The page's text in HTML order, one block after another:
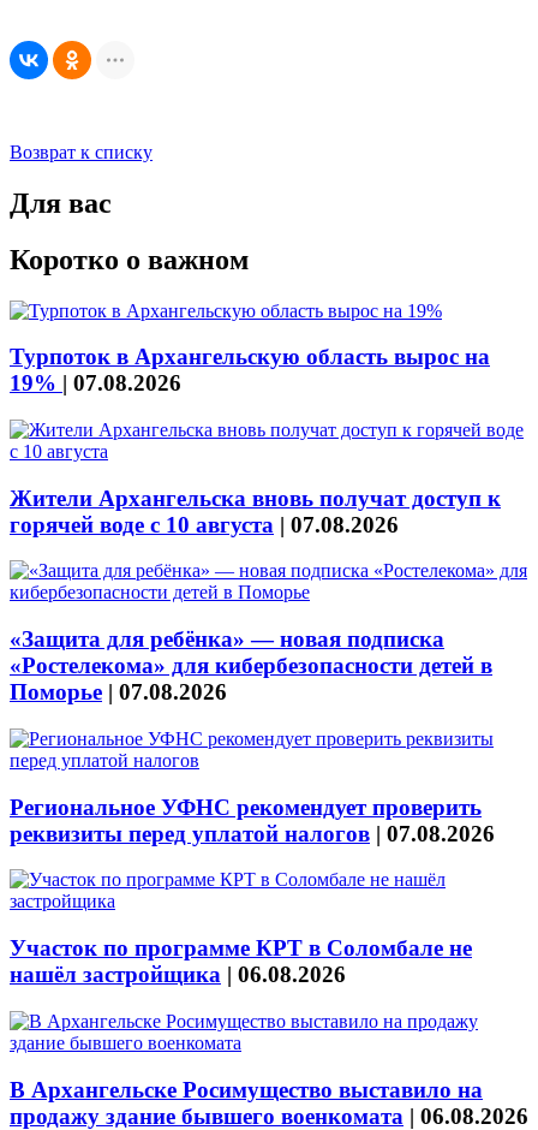
Возврат к списку
Для вас
Коротко о важном
Турпоток в Архангельскую область вырос на
19% | 07.08.2026
Жители Архангельска вновь получат доступ к
горячей воде с 10 августа | 07.08.2026
«Защита для ребёнка» — новая подписка
«Ростелекома» для кибербезопасности детей в
Поморье | 07.08.2026
Региональное УФНС рекомендует проверить
реквизиты перед уплатой налогов | 07.08.2026
Участок по программе КРТ в Соломбале не
нашёл застройщика | 06.08.2026
В Архангельске Росимущество выставило на
продажу здание бывшего военкомата | 06.08.2026